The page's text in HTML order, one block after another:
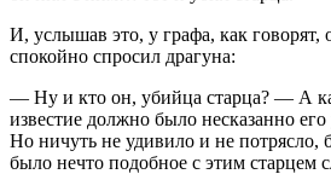
И, услышав это, у графа, как говорят,
спокойно спросил драгуна:
— Ну и кто он, убийца старца? — А
известие должно было несказанно
Но ничуть не удивило и не потрясло,
было нечто подобное с этим старцем